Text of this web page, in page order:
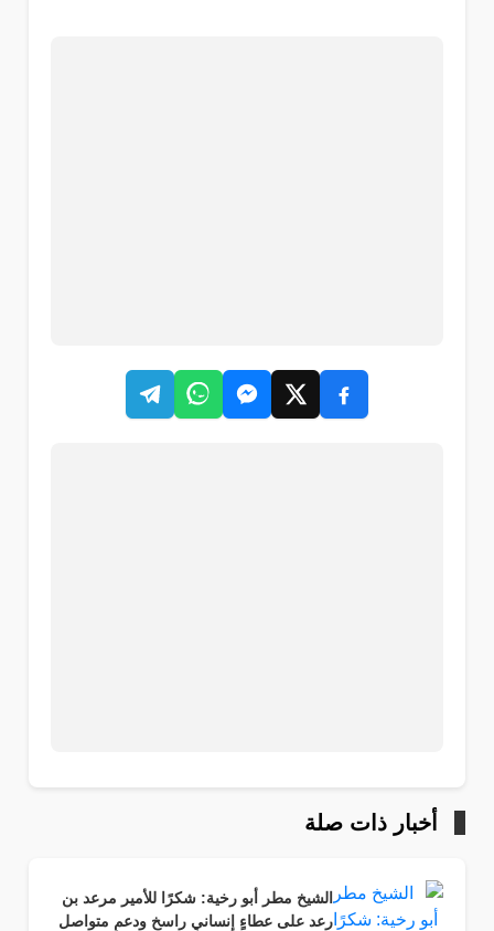
أخبار ذات صلة
الشيخ مطر أبو رخية: شكرًا للأمير مرعد بن
رعد على عطاءٍ إنسانيٍ راسخ ودعمٍ متواصل